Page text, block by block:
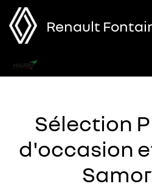
Renault
Sélection
d'occasion